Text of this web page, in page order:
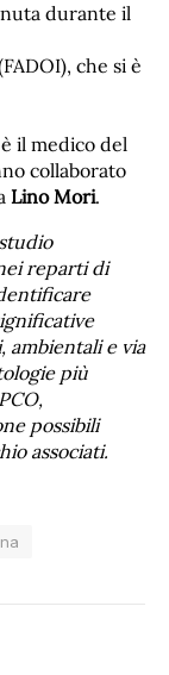
durante il
che si è
il medico del
collaborato
Lino Mori.
reparti di
ambientali e via
più
possibili
associati.